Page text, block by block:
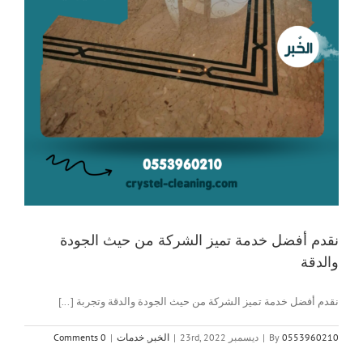
نقدم أفضل خدمة تميز الشركة من حيث الجودة
والدقة
نقدم أفضل خدمة تميز الشركة من حيث الجودة والدقة وتجربة [...]
By 0553960210
| ديسمبر 23rd, 2022 | الخبر خدمات |
0 Comments